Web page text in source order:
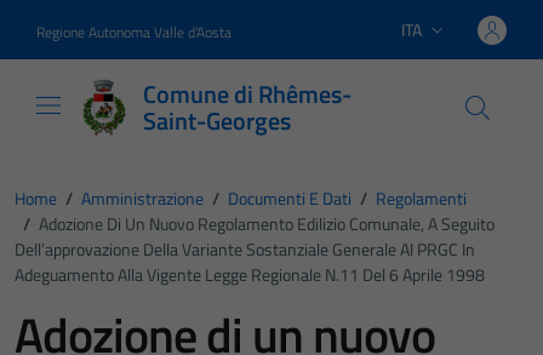
Regione Autonoma Valle d'Aosta Lingua attiva:
ITA
Comune di Rhêmes-
Saint-Georges
Home / Amministrazione / Documenti E Dati / Regolamenti
/ Adozione Di Un Nuovo Regolamento Edilizio Comunale, A Seguito
Dell’approvazione Della Variante Sostanziale Generale Al PRGC In
Adeguamento Alla Vigente Legge Regionale N.11 Del 6 Aprile 1998
Adozione di un nuovo